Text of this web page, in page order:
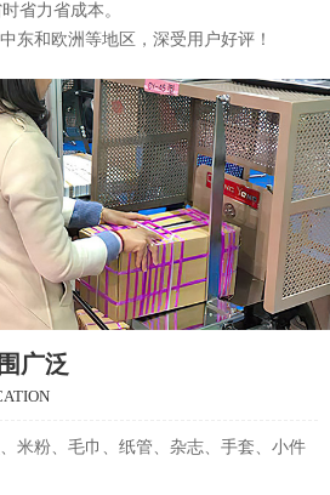
省力省成本。
东和欧洲等地区，深受用户好评！
广泛
米粉、毛巾、纸管、杂志、手套、小件